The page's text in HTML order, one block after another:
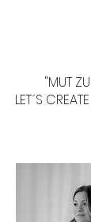
"MUT
LET´S